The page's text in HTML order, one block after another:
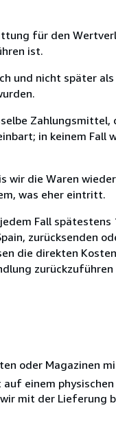
für den
ist.
und nicht später
in keinem
wir die Waren
was eher eintritt.
Fall
zurücksenden
die direkten
oder Magazinen
einem
mit der Lieferung